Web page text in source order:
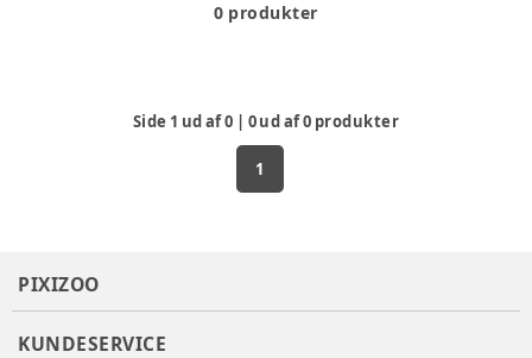
0 produkter
Side 1 ud af0 | 0ud af0 produkter
1
PIXIZOO
KUNDESERVICE